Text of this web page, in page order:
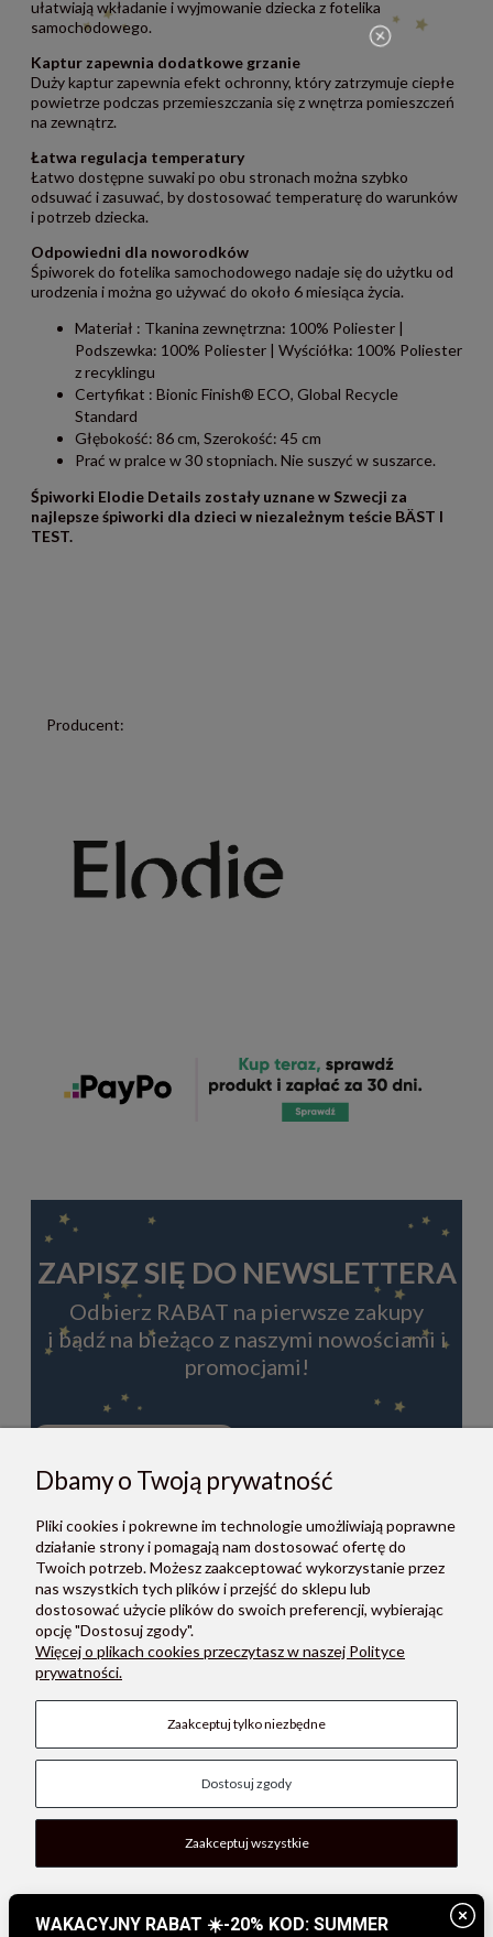
ułatwiają wkładanie i wyjmowanie dziecka z fotelika
samochodowego.
Kaptur zapewnia dodatkowe grzanie
Duży kaptur zapewnia efekt ochronny, który zatrzymuje ciepłe
powietrze podczas przemieszczania się z wnętrza pomieszczeń
na zewnątrz.
Łatwa regulacja temperatury
Łatwo dostępne suwaki po obu stronach można szybko
odsuwać i zasuwać, by dostosować temperaturę do warunków
i potrzeb dziecka.
Odpowiedni dla noworodków
Śpiworek do fotelika samochodowego nadaje się do użytku od
urodzenia i można go używać do około 6 miesiąca życia.
Materiał : Tkanina zewnętrzna: 100% Poliester |
Podszewka: 100% Poliester | Wyściółka: 100% Poliester
z recyklingu
Certyfikat : Bionic Finish® ECO, Global Recycle
Standard
Głębokość: 86 cm, Szerokość: 45 cm
Prać w pralce w 30 stopniach. Nie suszyć w suszarce.
Śpiworki Elodie Details zostały uznane w Szwecji za
najlepsze śpiworki dla dzieci w niezależnym teście BÄST I
TEST.
Producent:
ZAPISZ SIĘ DO NEWSLETTERA
Odbierz RABAT na pierwsze zakupy
i bądź na bieżąco z naszymi nowościami i
promocjami!
ZAPISZ SIĘ
Zapisując się do newslettera, akceptujesz Regulamin i Politykę
prywatności.
O NAS
MOON STORE W SOCIAL MEDIA
Dbamy o Twoją prywatność
Pliki cookies i pokrewne im technologie umożliwiają poprawne
działanie strony i pomagają nam dostosować ofertę do
Twoich potrzeb. Możesz zaakceptować wykorzystanie przez
nas wszystkich tych plików i przejść do sklepu lub
dostosować użycie plików do swoich preferencji, wybierając
opcję "Dostosuj zgody".
Więcej o plikach cookies przeczytasz w naszej Polityce
prywatności.
Zaakceptuj tylko niezbędne
Dostosuj zgody
Zaakceptuj wszystkie